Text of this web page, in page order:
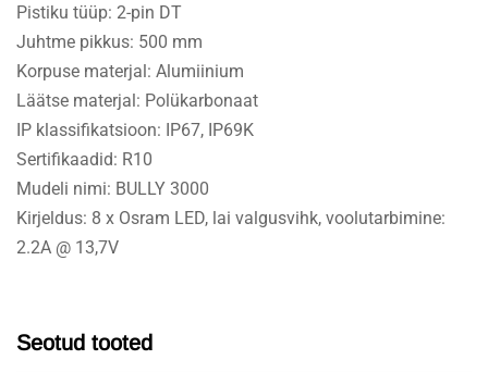
Pistiku tüüp: 2-pin DT
Juhtme pikkus: 500 mm
Korpuse materjal: Alumiinium
Läätse materjal: Polükarbonaat
IP klassifikatsioon: IP67, IP69K
Sertifikaadid: R10
Mudeli nimi: BULLY 3000
Kirjeldus: 8 x Osram LED, lai valgusvihk, voolutarbimine:
2.2A @ 13,7V
Seotud tooted